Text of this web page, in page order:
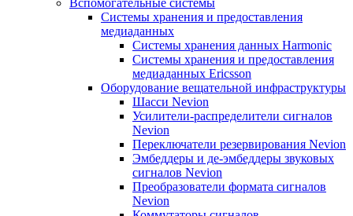
Вспомогательные системы
Системы хранения и предоставления
медиаданных
Системы хранения данных Harmonic
Системы хранения и предоставления
медиаданных Ericsson
Оборудование вещательной инфраструктуры
Шасси Nevion
Усилители-распределители сигналов
Nevion
Переключатели резервирования Nevion
Эмбеддеры и де-эмбеддеры звуковых
сигналов Nevion
Преобразователи формата сигналов
Nevion